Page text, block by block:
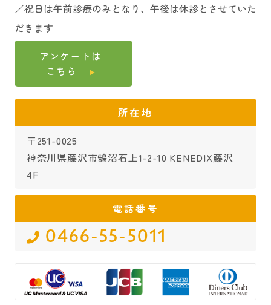
／祝日は午前診療のみとなり、午後は休診とさせていた
だきます
アンケートは
こちら
所在地
〒251-0025
神奈川県藤沢市鵠沼石上1-2-10 KENEDIX藤沢
4F
電話番号
0466-55-5011